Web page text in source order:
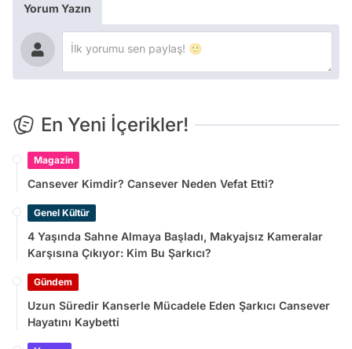
Yorum Yazın
En Yeni İçerikler!
Magazin
Cansever Kimdir? Cansever Neden Vefat Etti?
Genel Kültür
4 Yaşında Sahne Almaya Başladı, Makyajsız Kameralar
Karşısına Çıkıyor: Kim Bu Şarkıcı?
Gündem
Uzun Süredir Kanserle Mücadele Eden Şarkıcı Cansever
Hayatını Kaybetti